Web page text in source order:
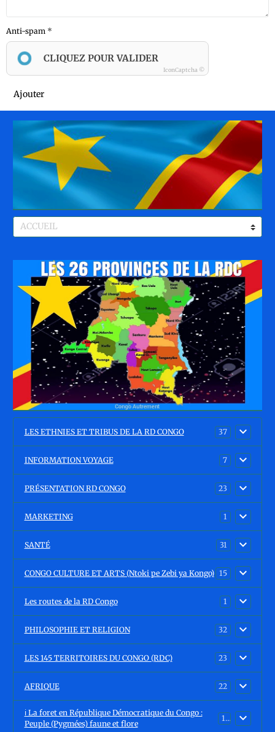
Anti-spam
CLIQUEZ POUR VALIDER
IconCaptcha ©
Ajouter
LES ETHNIES ET TRIBUS DE LA RD CONGO 37
INFORMATION VOYAGE 7
PRÉSENTATION RD CONGO 23
MARKETING 1
SANTÉ 31
CONGO CULTURE ET ARTS (Ntoki pe Zebi ya Kongo) 15
Les routes de la RD Congo 1
PHILOSOPHIE ET RELIGION 32
LES 145 TERRITOIRES DU CONGO (RDC) 23
AFRIQUE 22
ℹ️ La foret en République Démocratique du Congo :
Peuple (Pygmées) faune et flore
15